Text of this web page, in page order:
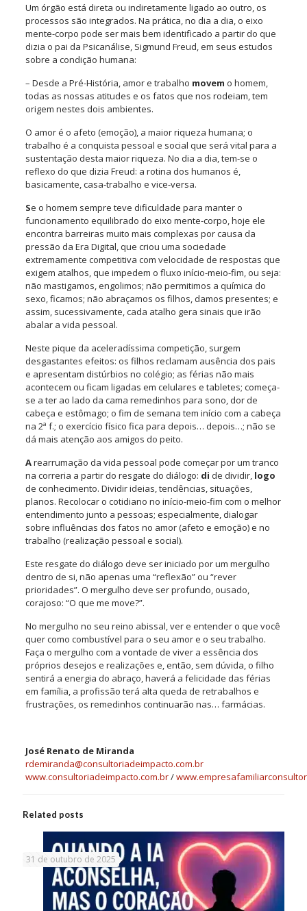
Um órgão está direta ou indiretamente ligado ao outro, os
processos são integrados. Na prática, no dia a dia, o eixo
mente-corpo pode ser mais bem identificado a partir do que
dizia o pai da Psicanálise, Sigmund Freud, em seus estudos
sobre a condição humana:
– Desde a Pré-História, amore trabalho movem o homem,
todas as nossas atitudes e os fatos que nos rodeiam, tem
origem nestes dois ambientes.
O amor é o afeto (emoção), a maior riqueza humana; o
trabalho é a conquista pessoal e social que será vital para a
sustentação desta maior riqueza. No dia a dia, tem-se o
reflexo do que dizia Freud: a rotina dos humanos é,
basicamente, casa-trabalho e vice-versa.
Se o homem sempre teve dificuldade para manter o
funcionamento equilibrado do eixo mente-corpo, hoje ele
encontra barreiras muito mais complexas por causa da
pressão da Era Digital, que criou uma sociedade
extremamente competitiva com velocidade de respostas que
exigem atalhos, que impedem o fluxo início-meio-fim, ou seja:
não mastigamos, engolimos; não permitimos a química do
sexo, ficamos; não abraçamos os filhos, damos presentes; e
assim, sucessivamente, cada atalho gera sinais que irão
abalar a vida pessoal.
Neste pique da aceleradíssima competição, surgem
desgastantes efeitos: os filhos reclamam ausência dos pais
e apresentam distúrbios no colégio; as férias não mais
acontecem ou ficam ligadas em celulares e tabletes; começa-
se a ter ao lado da cama remedinhos para sono, dor de
cabeça e estômago; o fim de semana tem início com a cabeça
na 2ª f.; o exercício físico fica para depois… depois…; não se
dá mais atenção aos amigos do peito.
Arearrumação da vida pessoal pode começar por um tranco
na correria a partir do resgate do diálogo: di de dividir, logo
de conhecimento. Dividir ideias, tendências, situações,
planos. Recolocar o cotidiano no início-meio-fim com o melhor
entendimento junto a pessoas; especialmente, dialogar
sobre influências dos fatos no amor (afeto e emoção) e no
trabalho (realização pessoal e social).
Este resgate do diálogo deve ser iniciado por um mergulho
dentro de si, não apenas uma “reflexão” ou “rever
prioridades”. O mergulho deve ser profundo, ousado,
corajoso: “O que me move?”.
No mergulho no seu reino abissal, ver e entendero que você
quer como combustível para o seu amor e o seu trabalho.
Faça o mergulho com a vontade de viver a essência dos
próprios desejos e realizações e, então, sem dúvida, o filho
sentirá a energia do abraço, haverá a felicidade das férias
em família, a profissão terá alta queda de retrabalhos e
frustrações, os remedinhos continuarão nas… farmácias.
José Renato de Miranda
rdemiranda@consultoriadeimpacto.com.br
www.consultoriadeimpacto.com.br/
Related posts
31 de outubro de 2025